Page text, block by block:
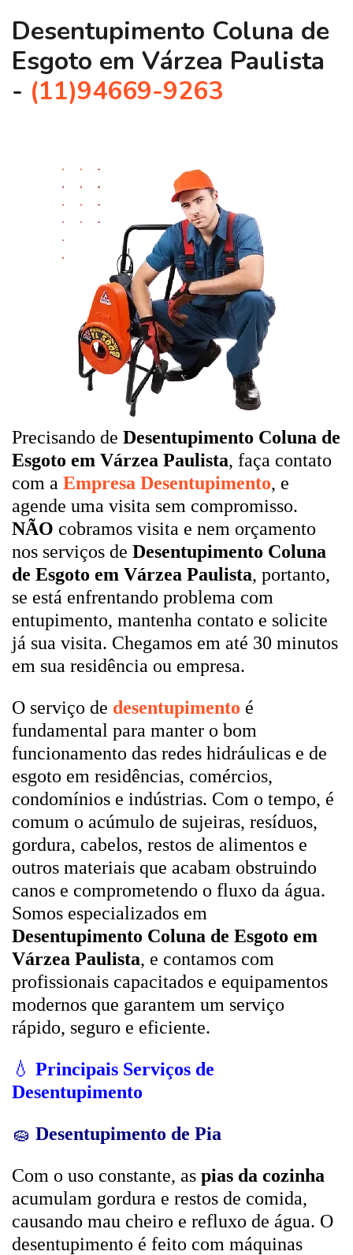
Desentupimento Coluna de
Esgoto em Várzea Paulista
- (11)94669-9263
Precisando de Desentupimento Coluna de
Esgoto em Várzea Paulista, faça contato
com a Empresa Desentupimento, e
agende uma visita sem compromisso.
NÃO cobramos visita e nem orçamento
nos serviços de Desentupimento Coluna
de Esgoto em Várzea Paulista, portanto,
se está enfrentando problema com
entupimento, mantenha contato e solicite
já sua visita. Chegamos em até 30 minutos
em sua residência ou empresa.
O serviço de desentupimento é
fundamental para manter o bom
funcionamento das redes hidráulicas e de
esgoto em residências, comércios,
condomínios e indústrias. Com o tempo, é
comum o acúmulo de sujeiras, resíduos,
gordura, cabelos, restos de alimentos e
outros materiais que acabam obstruindo
canos e comprometendo o fluxo da água.
Somos especializados em
Desentupimento Coluna de Esgoto em
Várzea Paulista, e contamos com
profissionais capacitados e equipamentos
modernos que garantem um serviço
rápido, seguro e eficiente.
💧 Principais Serviços de
Desentupimento
🧽 Desentupimento de Pia
Com o uso constante, as pias da cozinha
acumulam gordura e restos de comida,
causando mau cheiro e refluxo de água. O
desentupimento é feito com máquinas